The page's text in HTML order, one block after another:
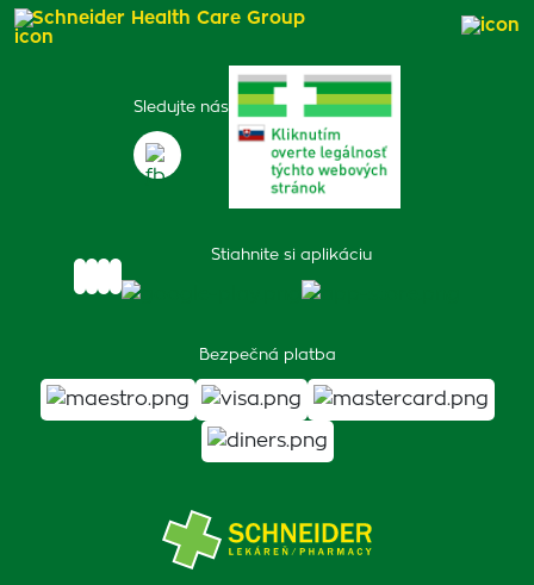
Sledujte nás
Stiahnite si aplikáciu
Bezpečná platba
Schneider Health Care Group